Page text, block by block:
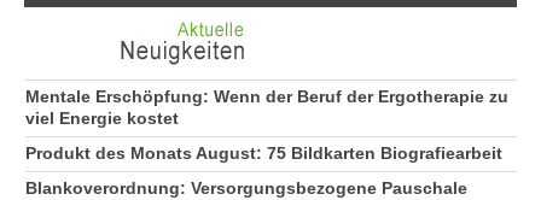
Mentale Erschöpfung: Wenn der Beruf der Ergotherapie zu
viel Energie kostet
Produkt des Monats August: 75 Bildkarten Biografiearbeit
Blankoverordnung: Versorgungsbezogene Pauschale